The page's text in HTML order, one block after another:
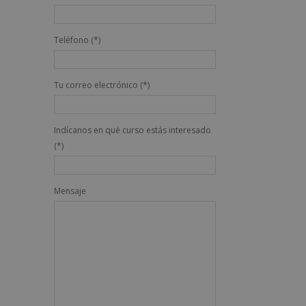
Teléfono (*)
Tu correo electrónico (*)
Indícanos en qué curso estás interesado
(*)
Mensaje